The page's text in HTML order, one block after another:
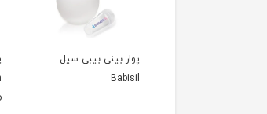
پوار بینی بیبی سیل
Babisil